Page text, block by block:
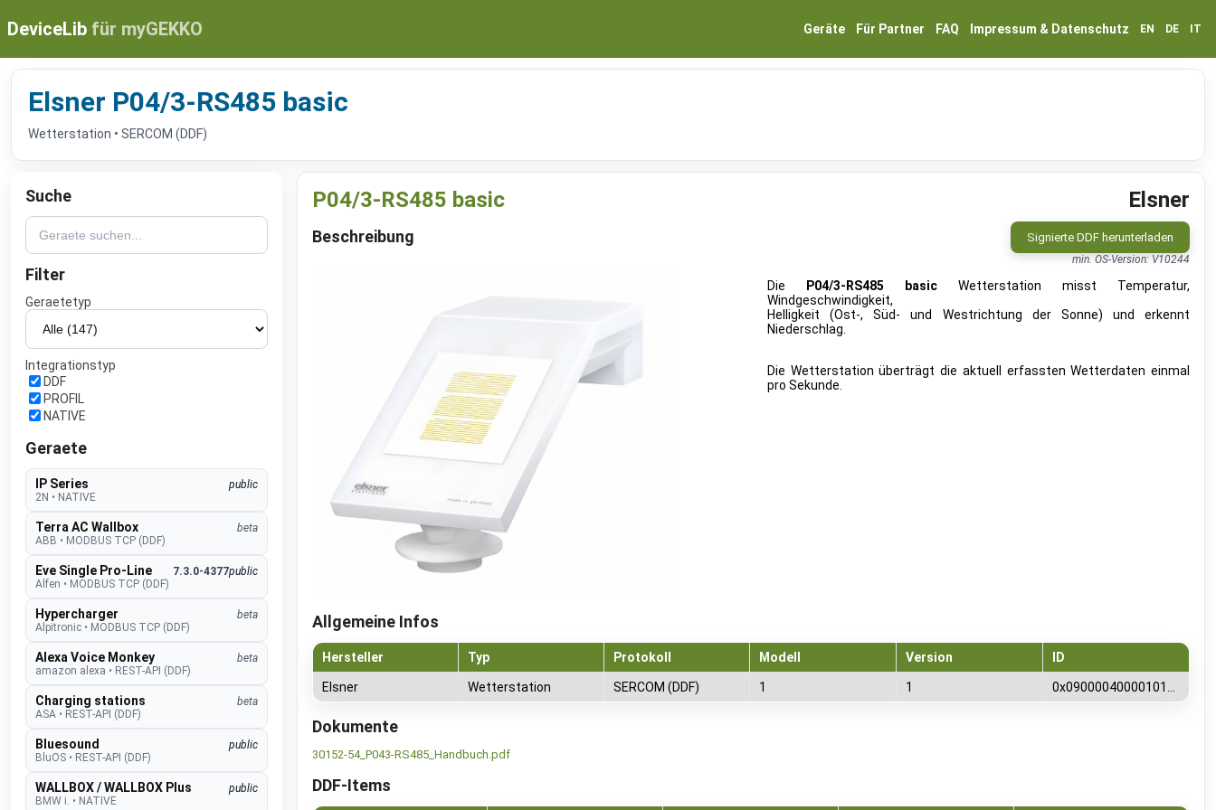
DeviceLib für myGEKKO Geräte Für Partner FAQ Impressum & Datenschutz EN DE IT
Elsner P04/3-RS485 basic
Wetterstation • SERCOM (DDF)
Suche
Filter
Geraetetyp
Integrationstyp
DDF
PROFIL
NATIVE
Geraete
IP Series
public
2N • NATIVE
Terra AC Wallbox
beta
ABB • MODBUS TCP (DDF)
Eve Single Pro-Line 7.3.0-4377public
Alfen • MODBUS TCP (DDF)
Hypercharger
beta
Alpitronic • MODBUS TCP (DDF)
Alexa Voice Monkey
beta
amazon alexa • REST-API (DDF)
Charging stations
beta
ASA • REST-API (DDF)
Bluesound
public
BluOS • REST-API (DDF)
WALLBOX / WALLBOX Plus
public
BMW i. • NATIVE
P04/3-RS485 basic Elsner
Beschreibung Signierte DDF herunterladen
min. OS-Version: V10244
Die P04/3-RS485 basic Wetterstation misst Temperatur,
Windgeschwindigkeit,
Helligkeit (Ost-, Süd- und Westrichtung der Sonne) und erkennt
Niederschlag.
Die Wetterstation überträgt die aktuell erfassten Wetterdaten einmal
pro Sekunde.
Allgemeine Infos
Hersteller Typ Protokoll Modell Version ID
Elsner Wetterstation SERCOM (DDF) 1 1
Dokumente
30152-54_P043-RS485_Handbuch.pdf
DDF-Items